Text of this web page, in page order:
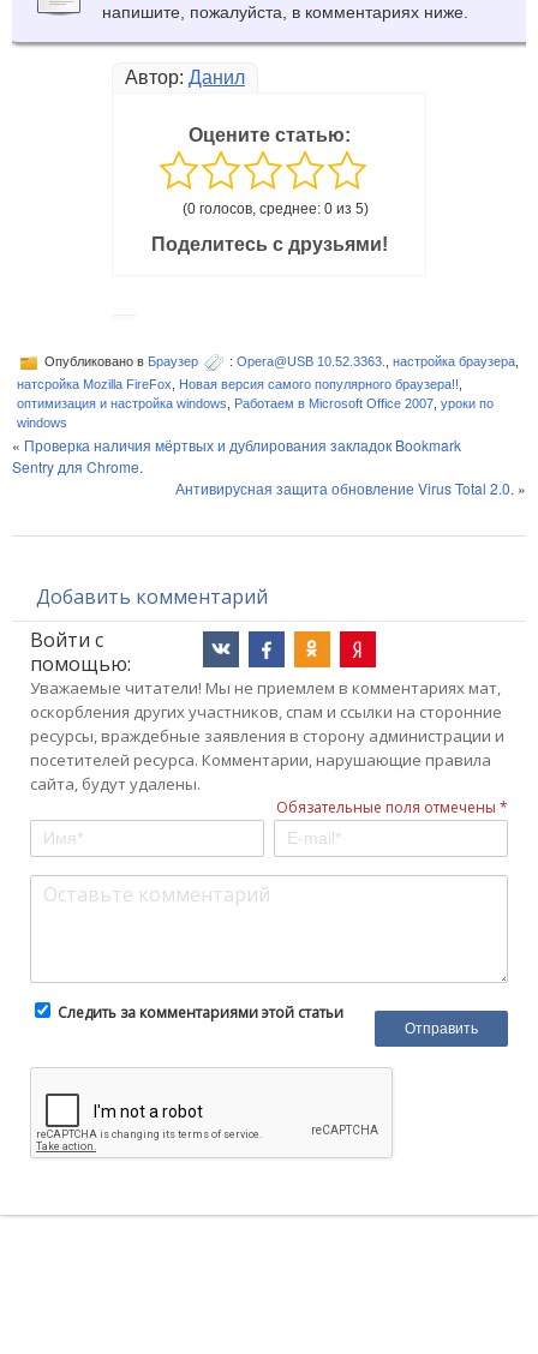
напишите, пожалуйста, в комментариях ниже.
Автор: Данил
Оцените статью:
(0 голосов, среднее: 0 из 5)
Поделитесь с друзьями!
Опубликовано в Браузер : Opera@USB 10.52.3363. настройка браузера
натсройка Mozilla FireFox
Новая версия самого популярного браузера!!
оптимизация и настройка windows
Работаем в Microsoft Office 2007 уроки по
windows
« Проверка наличия мёртвых и дублирования закладок Bookmark
Sentry для Chrome.
Антивирусная защита обновление Virus Total 2.0. »
Добавить комментарий
Войти с
помощью:
Уважаемые читатели! Мы не приемлем в комментариях мат,
оскорбления других участников, спам и ссылки на сторонние
ресурсы, враждебные заявления в сторону администрации и
посетителей ресурса. Комментарии, нарушающие правила
сайта, будут удалены.
Обязательные поля отмечены *
Следить за комментариями этой статьи